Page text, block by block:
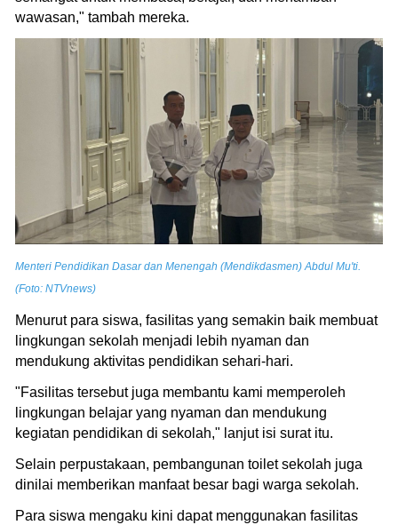
wawasan," tambah mereka.
Menteri Pendidikan Dasar dan Menengah (Mendikdasmen) Abdul Mu'ti.
(Foto: NTVnews)
Menurut para siswa, fasilitas yang semakin baik membuat
lingkungan sekolah menjadi lebih nyaman dan
mendukung aktivitas pendidikan sehari-hari.
"Fasilitas tersebut juga membantu kami memperoleh
lingkungan belajar yang nyaman dan mendukung
kegiatan pendidikan di sekolah," lanjut isi surat itu.
Selain perpustakaan, pembangunan toilet sekolah juga
dinilai memberikan manfaat besar bagi warga sekolah.
Para siswa mengaku kini dapat menggunakan fasilitas